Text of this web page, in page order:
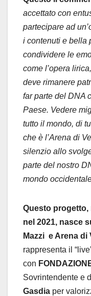
accettato con
partecipare ad
i contenuti e bella
condividere le
come l’opera
deve rimanere
far parte del DNA
Paese. Vedere
tutto il mondo, di
che è l’Arena di
silenzio allo
parte del nostro
mondo
Questo progetto,
nel 2021, nasce
Mazzi e Arena di
rappresenta il
con
Sovrintendente e
Gasdia per